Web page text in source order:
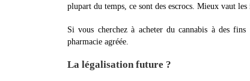
plupart du temps, ce sont des escrocs. Mieux vaut les
Si vous cherchez à acheter du cannabis à des
pharmacie agréée.
La légalisation future ?